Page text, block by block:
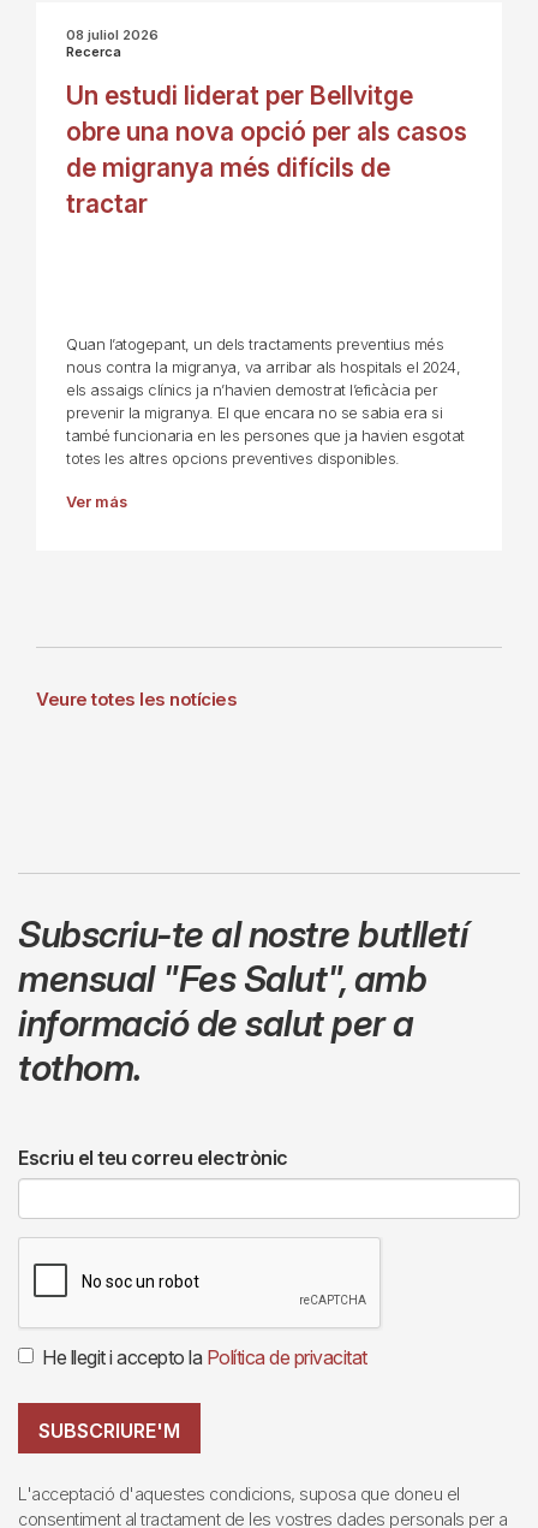
08 juliol 2026
Recerca
Un estudi liderat per Bellvitge
obre una nova opció per als casos
de migranya més difícils de
tractar
Quan l’atogepant, un dels tractaments preventius més
nous contra la migranya, va arribar als hospitals el 2024,
els assaigs clínics ja n’havien demostrat l’eficàcia per
prevenir la migranya. El que encara no se sabia era si
també funcionaria en les persones que ja havien esgotat
totes les altres opcions preventives disponibles.
Ver más
Veure totes les notícies
Subscriu-te al nostre butlletí
mensual "Fes Salut",amb
informació de salut per a
tothom.
Escriu el teu correu electrònic
He llegit i accepto la Política de privacitat
SUBSCRIURE'M
L'acceptació d'aquestes condicions, suposa que doneu el
consentiment al tractament de les vostres dades personals per a